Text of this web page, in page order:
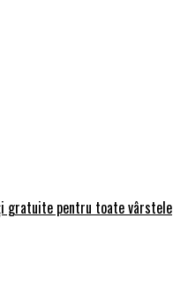
gratuite pentru toate vârstele